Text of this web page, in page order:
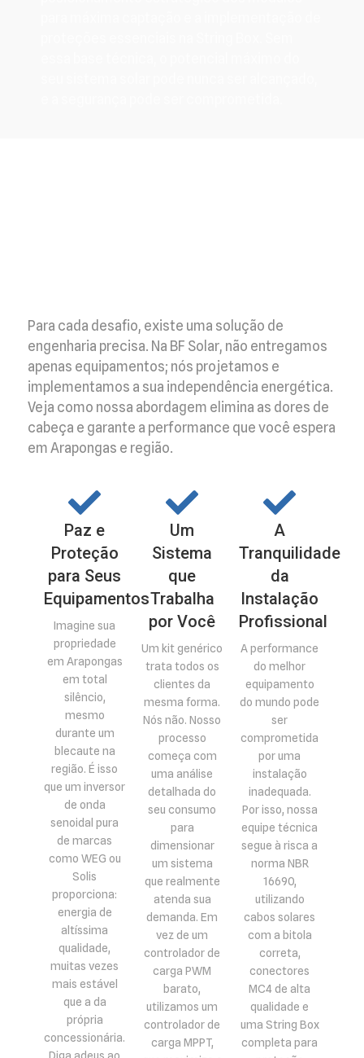
Para cada desafio, existe uma solução de
engenharia precisa. Na BF Solar, não entregamos
apenas equipamentos; nós projetamos e
implementamos a sua independência energética.
Veja como nossa abordagem elimina as dores de
cabeça e garante a performance que você espera
em Arapongas e região.
Paz e
Proteção
para Seus
Equipamentos
Imagine sua
propriedade
em Arapongas
em total
silêncio,
mesmo
durante um
blecaute na
região. É isso
que um inversor
de onda
senoidal pura
de marcas
como WEG ou
Solis
proporciona:
energia de
altíssima
qualidade,
muitas vezes
mais estável
que a da
própria
concessionária.
Um
Sistema
que
Trabalha
por Você
Um kit genérico
trata todos os
clientes da
mesma forma.
Nós não. Nosso
processo
começa com
uma análise
detalhada do
seu consumo
para
dimensionar
um sistema
que realmente
atenda sua
demanda. Em
vez de um
controlador de
carga PWM
barato,
utilizamos um
controlador de
carga MPPT,
A
Tranquilidade
da
Instalação
Profissional
A performance
do melhor
equipamento
do mundo pode
ser
comprometida
por uma
instalação
inadequada.
Por isso, nossa
equipe técnica
segue à risca a
norma NBR
16690,
utilizando
cabos solares
com a bitola
correta,
conectores
MC4 de alta
qualidade e
uma String Box
completa para